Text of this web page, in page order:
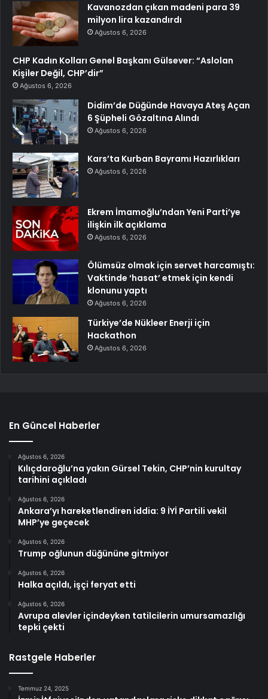
Kavanozdan çıkan madeni para 39
milyon lira kazandırdı
Ağustos 6, 2026
CHP Kadın Kolları Genel Başkanı Gülsever: “Aslolan
Kişiler Değil, CHP’dir”
Ağustos 6, 2026
Didim’de Düğünde Havaya Ateş Açan
6 Şüpheli Gözaltına Alındı
Ağustos 6, 2026
Kars’ta Kurban Bayramı Hazırlıkları
Ağustos 6, 2026
Ekrem İmamoğlu’ndan Yeni Parti’ye
ilişkin ilk açıklama
Ağustos 6, 2026
Ölümsüz olmak için servet harcamıştı:
Vaktinde ‘hasat’ etmek için kendi
klonunu yaptı
Ağustos 6, 2026
Türkiye’de Nükleer Enerji için
Hackathon
Ağustos 6, 2026
En Güncel Haberler
Ağustos 6, 2026
Kılıçdaroğlu’na yakın Gürsel Tekin, CHP’nin kurultay
tarihini açıkladı
Ağustos 6, 2026
Ankara’yı hareketlendiren iddia: 9 İYİ Partili vekil
MHP’ye geçecek
Ağustos 6, 2026
Trump oğlunun düğününe gitmiyor
Ağustos 6, 2026
Halka açıldı, işçi feryat etti
Ağustos 6, 2026
Avrupa alevler içindeyken tatilcilerin umursamazlığı
tepki çekti
Rastgele Haberler
Temmuz 24, 2025